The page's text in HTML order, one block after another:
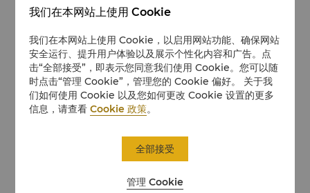
我们在本网站上使用 Cookie
我们在本网站上使用 Cookie，以启用网站功能、确保网站
安全运行、提升用户体验以及展示个性化内容和广告。点
击“全部接受”，即表示您同意我们使用 Cookie。您可以随
时点击“管理 Cookie”，管理您的 Cookie 偏好。 关于我
们如何使用 Cookie 以及您如何更改 Cookie 设置的更多
信息，请查看Cookie 政策。
管理 Cookie
全部接受